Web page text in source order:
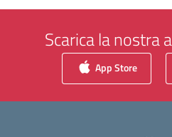
Scarica la nostra
App Store